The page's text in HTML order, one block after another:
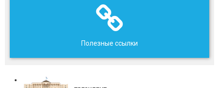
Полезные ссылки